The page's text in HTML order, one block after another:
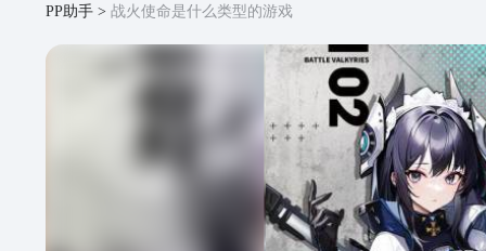
PP助手 战火使命是什么类型的游戏